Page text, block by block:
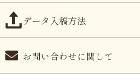
データ入稿方法
お問い合わせに関して